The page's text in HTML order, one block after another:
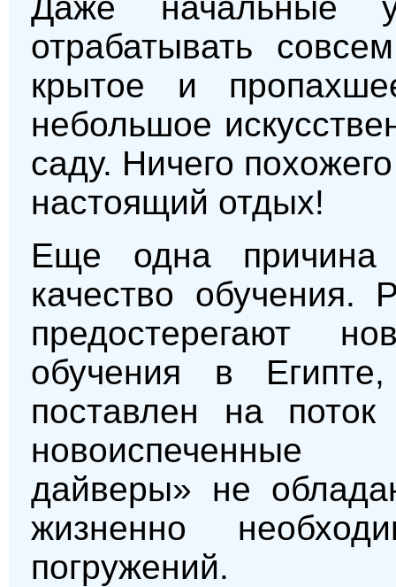
отрабатывать
крытое и
небольшое
саду. Ничего
настоящий отдых!
Еще одна причина
качество обучения.
предостерегают
обучения в
поставлен на
новоиспеченные
дайверы» не
жизненно
погружений.